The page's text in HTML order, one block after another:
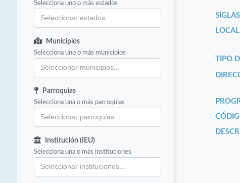
Selecciona uno o más estados
Municipios
Selecciona uno o más municipios
Parroquias
Selecciona una o más parroquias
Institución (IEU)
Selecciona una o más instituciones
SIGLAS
TIPO